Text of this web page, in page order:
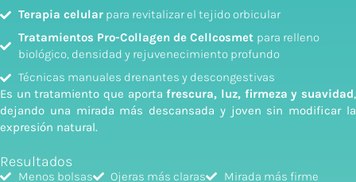
Terapia celularpara revitalizar el tejido orbicular
Tratamientos Pro-Collagen de Cellcosmet para relleno
biológico, densidad y rejuvenecimiento profundo
Técnicas manuales drenantes y descongestivas
Es un tratamiento que aportafrescura, luz, firmeza y suavidad,
dejando una mirada más descansada y joven sin modificar la
expresión natural.
Resultados
Menos bolsas Ojeras más claras
Mirada más firme